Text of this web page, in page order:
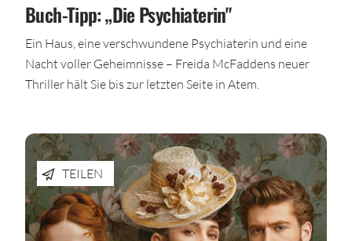
Buch-Tipp: „Die Psychiaterin"
Ein Haus, eine verschwundene Psychiaterin und eine
Nacht voller Geheimnisse – Freida McFaddens neuer
Thriller hält Sie bis zur letzten Seite in Atem.
TEILEN